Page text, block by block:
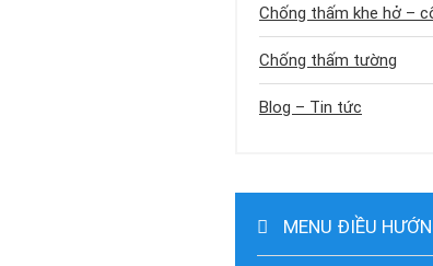
Chống thấm khe hở –
Chống thấm tường
Blog – Tin tức
MENU ĐIỀU